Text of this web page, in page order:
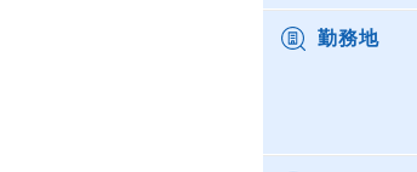
勤務地